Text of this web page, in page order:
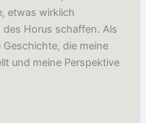
etwas wirklich
Horus schaffen. Als
die meine
und meine Perspektive